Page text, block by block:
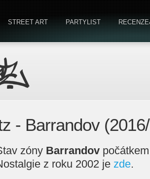
STREET ART PARTYLIST
- Barrandov
zóny Barrandov
z roku 2002 je zde.